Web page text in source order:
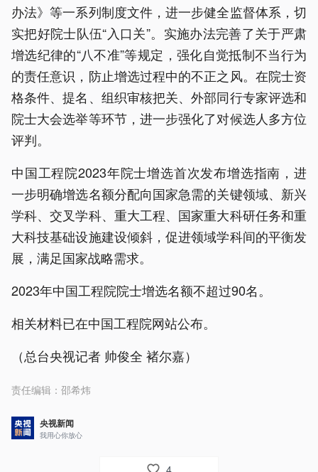
办法》等一系列制度文件，进一步健全监督体系，切
实把好院士队伍“入口关”。实施办法完善了关于严肃
增选纪律的“八不准”等规定，强化自觉抵制不当行为
的责任意识，防止增选过程中的不正之风。在院士资
格条件、提名、组织审核把关、外部同行专家评选和
院士大会选举等环节，进一步强化了对候选人多方位
评判。
中国工程院2023年院士增选首次发布增选指南，进
一步明确增选名额分配向国家急需的关键领域、新兴
学科、交叉学科、重大工程、国家重大科研任务和重
大科技基础设施建设倾斜，促进领域学科间的平衡发
展，满足国家战略需求。
2023年中国工程院院士增选名额不超过90名。
相关材料已在中国工程院网站公布。
（总台央视记者 帅俊全 褚尔嘉）
责任编辑： 邵希炜
央视新闻
我用心你放心
4